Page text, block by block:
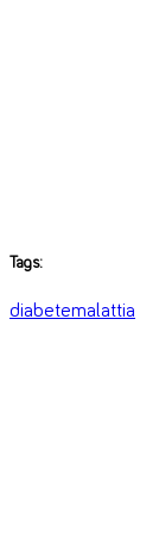
Tags:
diabetemalattia